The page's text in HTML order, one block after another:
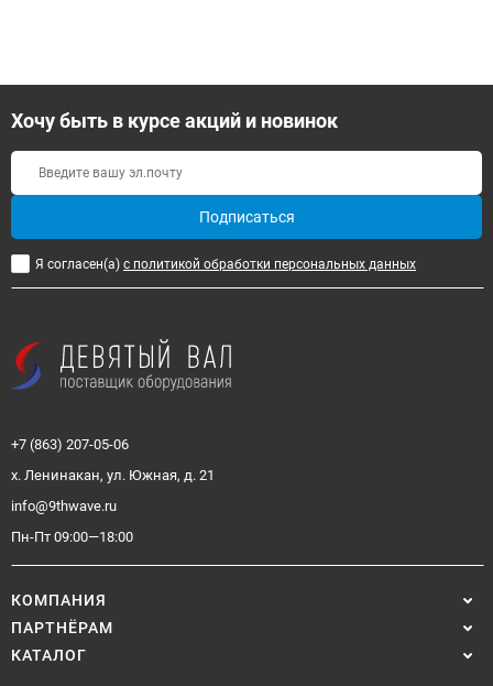
Хочу быть в курсе акций и новинок
Подписаться
Я согласен(a) с политикой обработки персональных данных
+7 (863) 207-05-06
х. Ленинакан, ул. Южная, д. 21
info@9thwave.ru
Пн-Пт 09:00—18:00
КОМПАНИЯ
ПАРТНЁРАМ
КАТАЛОГ